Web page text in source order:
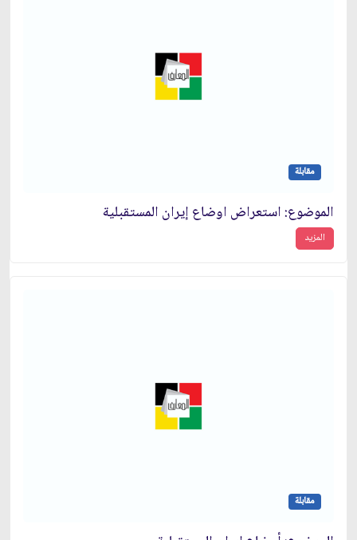
مقابلة
الموضوع: استعراض اوضاع إيران المستقبلية
المزيد
مقابلة